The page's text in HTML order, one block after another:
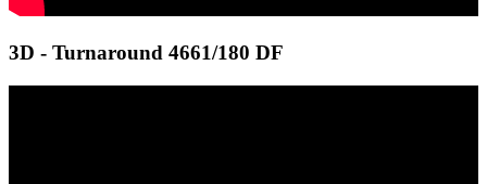
3D - Turnaround 4661/180 DF